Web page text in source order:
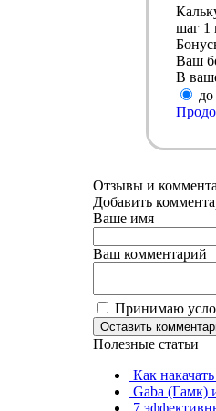
шаг 1
Ваш
В
Отзывы и
Добавить
Ваше имя
Ваш комментарий
Принимаю
Оставить
Полезные статьи
Как
Gaba (Гамк)
7